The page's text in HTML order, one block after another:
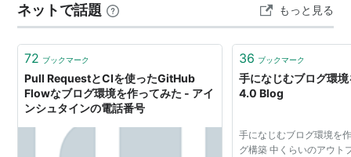
をいただきました。 【レビュー】サンワダイレクト オフ
ィスチェア（1…
ネットで話題 もっと見る
72 ブックマーク
Pull RequestとCIを使ったGitHub
Flowなブログ環境を作ってみた - アイ
ンシュタインの電話番号
36 ブックマーク
手になじむブログ環
4.0 Blog
手になじむブログ環境を
グ構築 中くらいのアウト